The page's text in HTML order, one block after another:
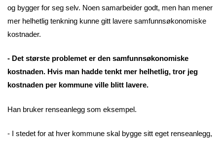
og bygger for seg selv. Noen samarbeider godt, men han mener
mer helhetlig tenkning kunne gitt lavere samfunnsøkonomiske
kostnader.
- Det største problemet er den samfunnsøkonomiske
kostnaden. Hvis man hadde tenkt mer helhetlig, tror jeg
kostnaden per kommune ville blitt lavere.
Han bruker renseanlegg som eksempel.
- I stedet for at hver kommune skal bygge sitt eget renseanlegg,